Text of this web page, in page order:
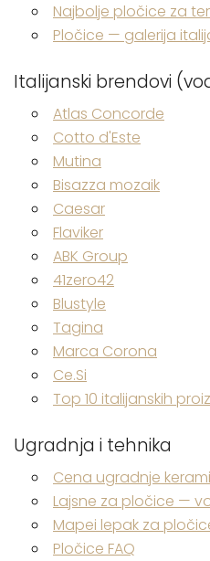
Najbolje pločice za
Pločice — galerija
Italijanski brendovi
Atlas Concorde
Cotto d'Este
Mutina
Bisazza mozaik
Caesar
Flaviker
ABK Group
41zero42
Blustyle
Tagina
Marca Corona
Ce.Si
Top 10 italijanskih
Ugradnja i tehnika
Cena ugradnje
Lajsne za pločice —
Mapei lepak za
Pločice FAQ